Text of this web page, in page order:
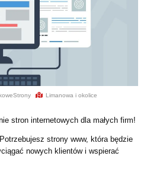
Limanowa i okolice
stron internetowych dla małych firm!
strony www, która będzie
nowych klientów i wspierać